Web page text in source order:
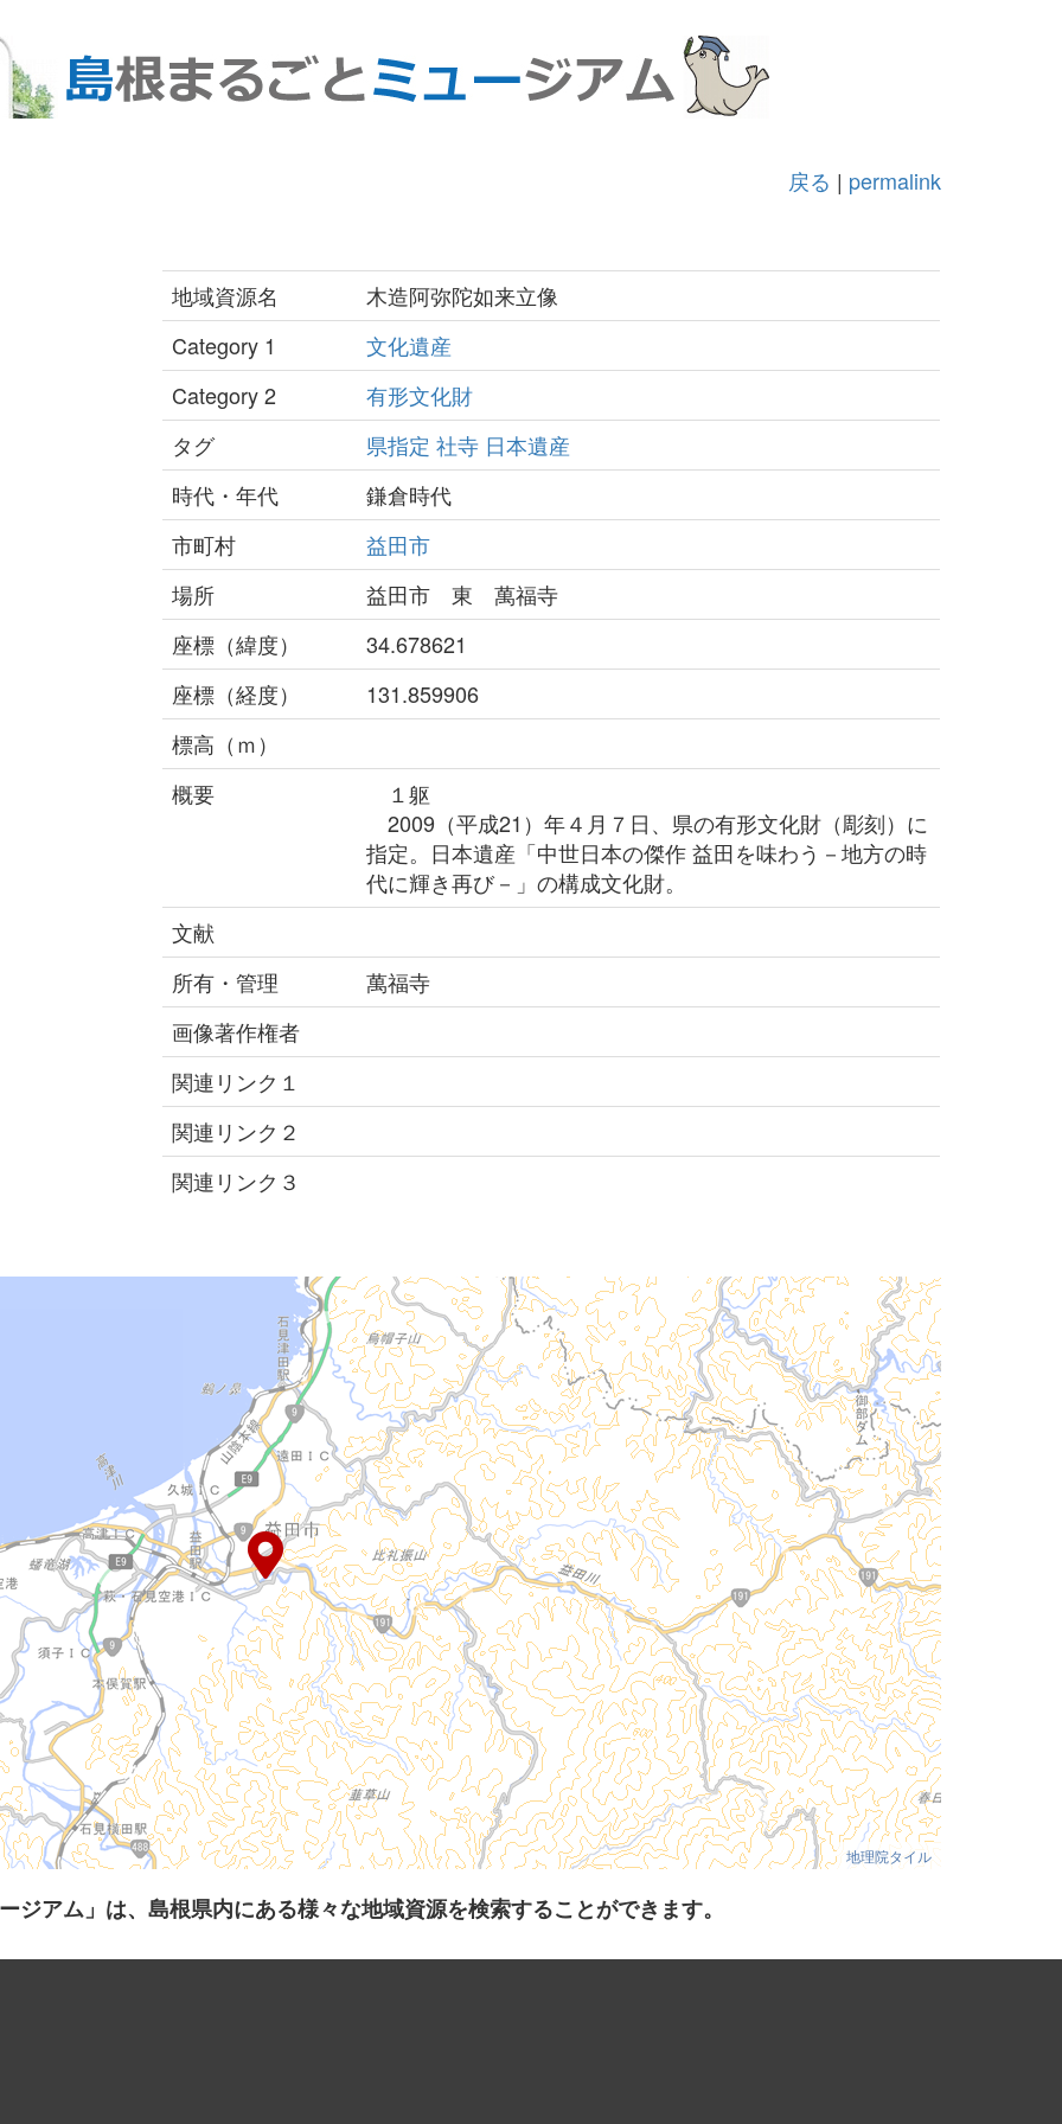
戻る | permalink
地域資源名
木造阿弥陀如来立像
Category 1
文化遺産
Category 2
有形文化財
タグ
県指定 社寺 日本遺産
時代・年代
鎌倉時代
市町村
益田市
場所
益田市 東 萬福寺
座標（緯度）
34.678621
座標（経度）
131.859906
標高（ｍ）
概要
１躯
2009（平成21）年４月７日、県の有形文化財（彫刻）に
指定。日本遺産「中世日本の傑作 益田を味わう－地方の時
代に輝き再び－」の構成文化財。
文献
所有・管理
萬福寺
画像著作権者
関連リンク１
関連リンク２
関連リンク３
地理院タイル
ジアム」は、島根県内にある様々な地域資源を検索することができます。